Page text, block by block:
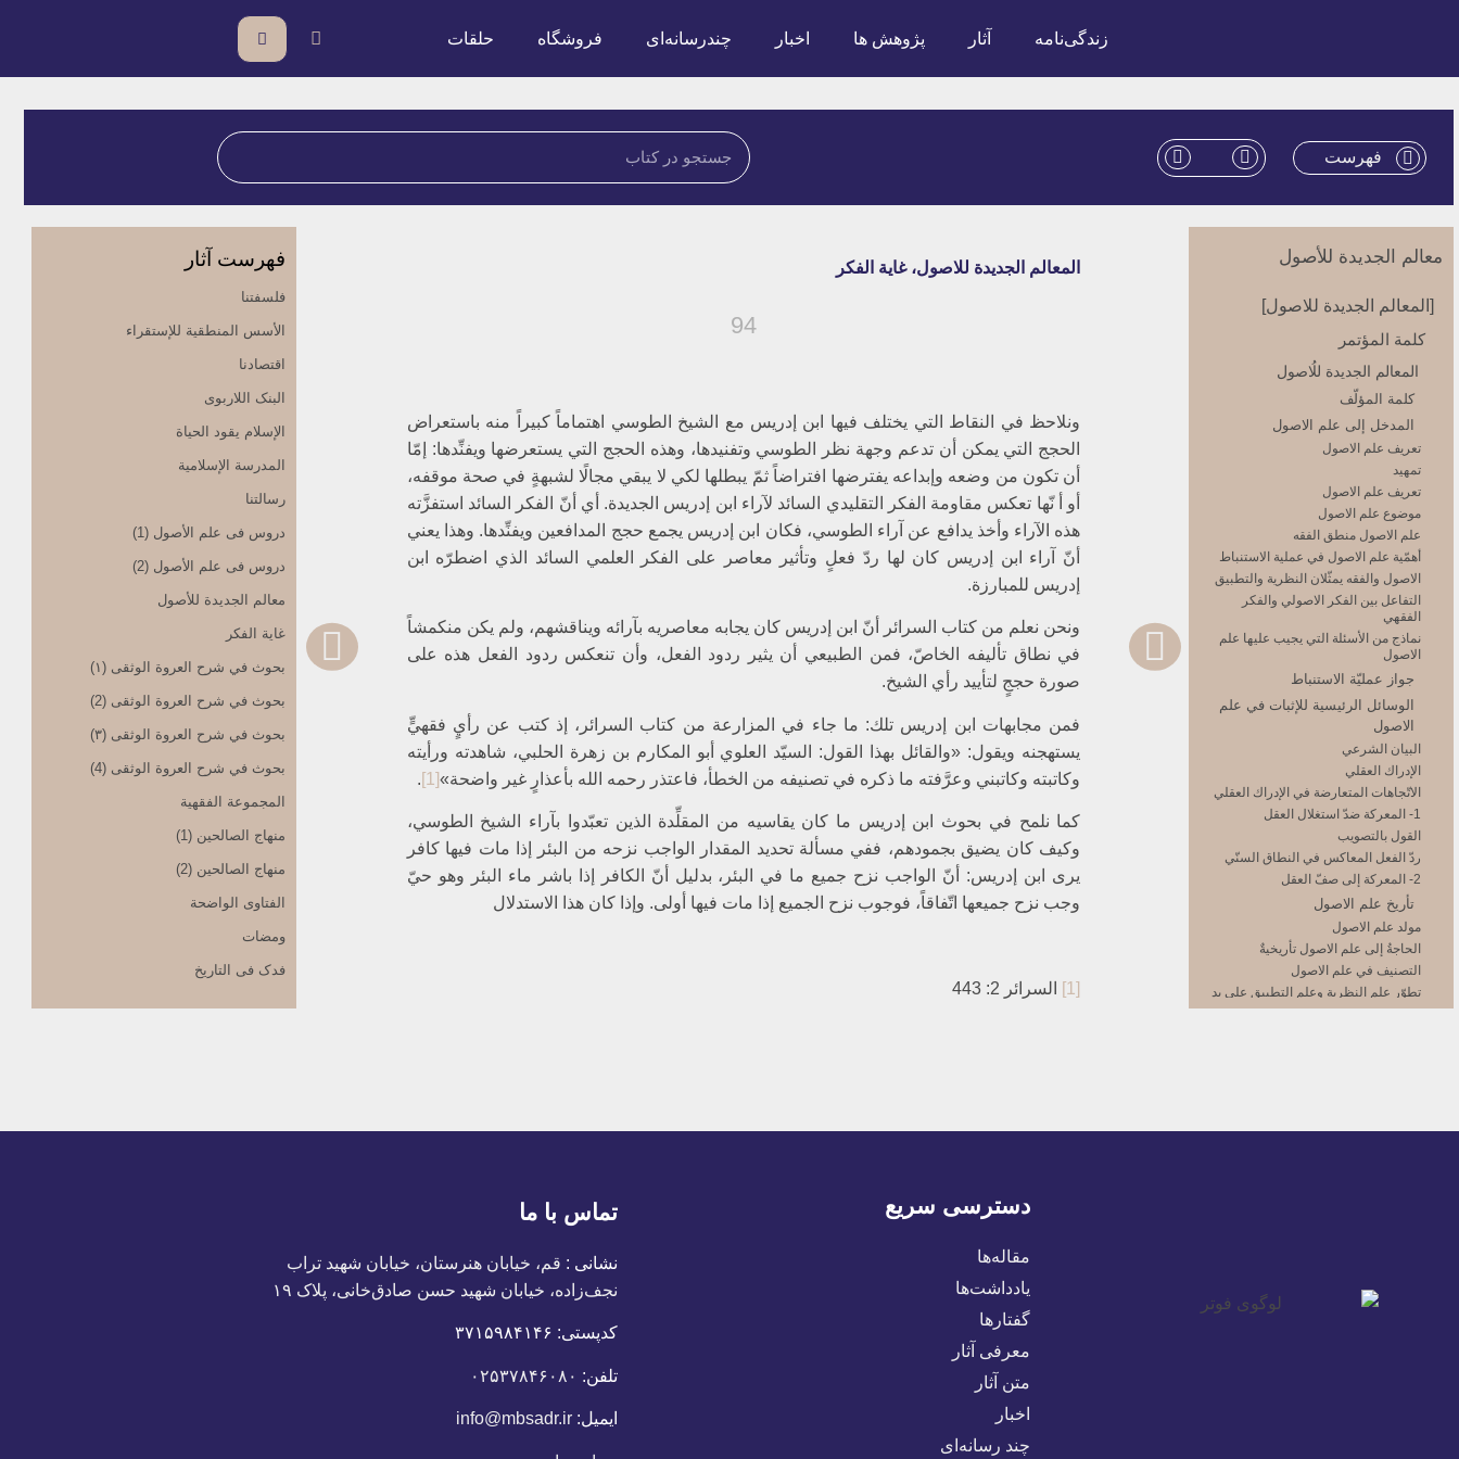
زندگی‌نامه آثار پژوهش ها اخبار چندرسانه‌ای فروشگاه حلقات
فهرست
معالم الجدیدة للأصول
[المعالم الجديدة للاصول‏]
كلمة المؤتمر
المعالم الجديدة للُاصول‏
كلمة المؤلّف
المدخل ‏إلى علم الاصول‏
تعريف علم الاصول‏
تمهيد
تعريف علم الاصول
موضوع علم الاصول
علم الاصول منطق الفقه
أهمّية علم الاصول في عملية الاستنباط
الاصول والفقه يمثّلان النظرية والتطبيق
التفاعل بين الفكر الاصولي والفكر
الفقهي
نماذج من الأسئلة التي يجيب عليها علم
الاصول
جواز عمليّة الاستنباط
الوسائل الرئيسية للإثبات في علم
الاصول
البيان الشرعي‏
الإدراك العقلي‏
الاتّجاهات المتعارضة في الإدراك العقلي
1- المعركة ضدّ استغلال العقل
القول بالتصويب
ردّ الفعل المعاكس في النطاق السنّي
2- المعركة إلى صفّ العقل
تأريخ علم الاصول‏
مولد علم الاصول
الحاجةُ إلى علم الاصول تأريخيةٌ
التصنيف في علم الاصول
تطوّر علم النظرية وعلم التطبيق على يد
الشيخ الطوسي
عطاء الفكر الاصولي وإبداعه
المعالم الجديدة للاصول، غاية الفكر
94
ونلاحظ في النقاط التي يختلف فيها ابن إدريس مع الشيخ الطوسي اهتماماً كبيراً منه باستعراض
الحجج التي يمكن أن تدعم وجهة نظر الطوسي وتفنيدها، وهذه الحجج التي يستعرضها ويفنِّدها: إمّا
أن تكون من وضعه وإبداعه يفترضها افتراضاً ثمّ يبطلها لكي لا يبقي مجالًا لشبهةٍ في صحة موقفه،
أو أ نّها تعكس مقاومة الفكر التقليدي السائد لآراء ابن إدريس الجديدة. أي أنّ الفكر السائد استفزَّته
هذه الآراء وأخذ يدافع عن آراء الطوسي، فكان ابن إدريس يجمع حجج المدافعين ويفنِّدها. وهذا يعني
أنّ آراء ابن إدريس كان لها ردّ فعلٍ وتأثير معاصر على الفكر العلمي السائد الذي اضطرّه ابن
إدريس للمبارزة.
ونحن نعلم من كتاب السرائر أنّ ابن إدريس كان يجابه معاصريه بآرائه ويناقشهم، ولم يكن منكمشاً
في نطاق تأليفه الخاصّ، فمن الطبيعي أن يثير ردود الفعل، وأن تنعكس ردود الفعل هذه على
صورة حججٍ لتأييد رأي الشيخ.
فمن مجابهات ابن إدريس تلك: ما جاء في المزارعة من كتاب السرائر، إذ كتب عن رأيٍ فقهيٍّ
يستهجنه ويقول: «والقائل بهذا القول: السيّد العلوي أبو المكارم بن زهرة الحلبي، شاهدته ورأيته
وكاتبته وكاتبني وعرَّفته ما ذكره في تصنيفه من الخطأ، فاعتذر رحمه الله بأعذارٍ غير واضحة»[1]
.
كما نلمح في بحوث ابن إدريس ما كان يقاسيه من المقلِّدة الذين تعبّدوا بآراء الشيخ الطوسي،
وكيف كان يضيق بجمودهم، ففي مسألة تحديد المقدار الواجب نزحه من البئر إذا مات فيها كافر
يرى ابن إدريس: أنّ الواجب نزح جميع ما في البئر، بدليل أنّ الكافر إذا باشر ماء البئر وهو حيّ
وجب نزح جميعها اتّفاقاً، فوجوب نزح الجميع إذا مات فيها أولى. وإذا كان هذا الاستدلال‏
[1] السرائر 2: 443
فهرست آثار
فلسفتنا
الأسس المنطقیة للإستقراء
اقتصادنا
البنک اللاربوی
الإسلام یقود الحیاة
المدرسة الإسلامیة
رسالتنا
دروس فی علم الأصول (1)
دروس فی علم الأصول (2)
معالم الجدیدة للأصول
غایة الفکر
بحوث في شرح العروة الوثقی (۱)
بحوث في شرح العروة الوثقی (2)
بحوث في شرح العروة الوثقی (۳)
بحوث في شرح العروة الوثقی (4)
المجموعة الفقهیة
منهاج الصالحین (1)
منهاج الصالحین (2)
الفتاوی الواضحة
ومضات
فدک فی التاریخ
دسترسی سریع
مقاله‌ها
یادداشت‌ها
گفتارها
معرفی آثار
متن آثار
اخبار
چند رسانه‌ای
تماس با ما
نشانی : قم، خیابان هنرستان، خیابان شهید تراب
نجف‌زاده، خیابان شهید حسن صادق‌خانی، پلاک ١٩
کدپستی:
تلفن: ۰۲۵۳۷۸۴۶۰۸۰
ایمیل: info@mbsadr.ir